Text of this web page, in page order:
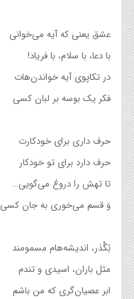
عشق یعنی که آیه می‌خوانی
با دعا، با سلام، با فریاد!
در تکاپوی آیه خواندن‌هات
فکر یک بوسه بر لبان کسی
حرف داری برای خودکارت
حرف دارد برای تو خودکار
تا تهش را دروغ می‌گویی…
وَ قسم می‌خوری به جان کسی
بُگْذر، اندیشه‌هام مسمومند
مثل باران، اسیدی و تندم
ابر عصیان‌گری که من باشم